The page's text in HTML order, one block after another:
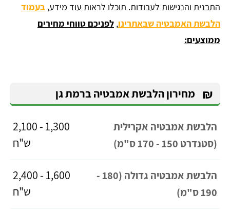
התבנית והנגישות לעבודות. תוכלו לראות עוד מידע, בעמוד
הלבשת האמבטיה שבאתרינו, לפניכם טווחי מחירים
ממוצעים:
₪ מחירון הלבשת אמבטיה ברמת גן
הלבשת אמבטיה אקרילית
(סטנדרט 150 - 170 ס"מ)
1,300 - 2,100
ש"ח
הלבשת אמבטיה גדולה (180 -
190 ס"מ)
1,600 - 2,400
ש"ח